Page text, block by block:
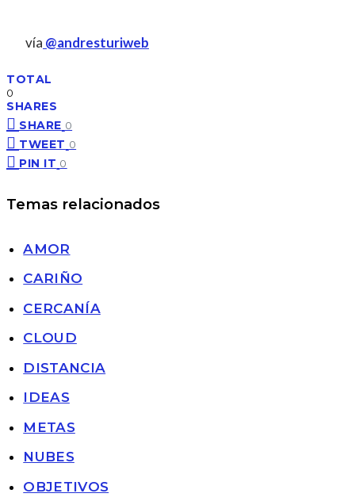
vía @andresturiweb
TOTAL
0
SHARES
SHARE 0
TWEET 0
PIN IT 0
Temas relacionados
AMOR
CARIÑO
CERCANÍA
CLOUD
DISTANCIA
IDEAS
METAS
NUBES
OBJETIVOS